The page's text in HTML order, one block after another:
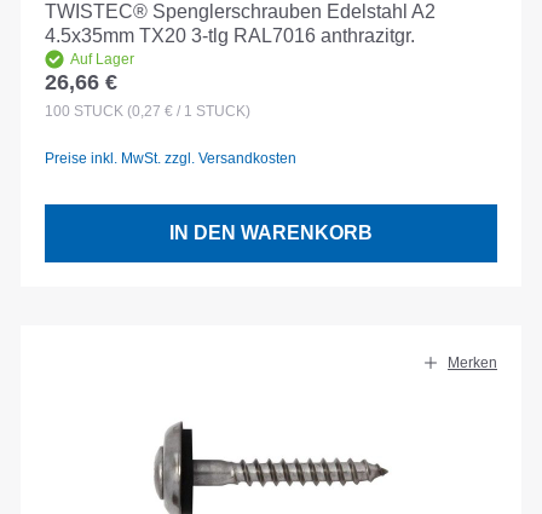
TWISTEC® Spenglerschrauben Edelstahl A2
4.5x35mm TX20 3-tlg RAL7016 anthrazitgr.
Auf Lager
Regulärer Preis:
26,66 €
100 STÜCK (0,27 € / 1 STÜCK)
Preise inkl. MwSt. zzgl. Versandkosten
IN DEN WARENKORB
Merken